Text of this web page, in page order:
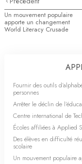
Un mouvement populaire
apporte un changement
World Literacy Crusade
Fournir des outils
personnes
Arrêter le déclin de
Centre international de
Écoles affiliées à Applied
Des élèves en difficulté
scolaire
Un mouvement populaire